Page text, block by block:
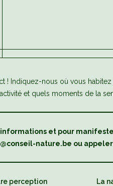
! Indiquez-nous où vous
et quels moments de la
et pour
nature.be ou appeler
perception
La